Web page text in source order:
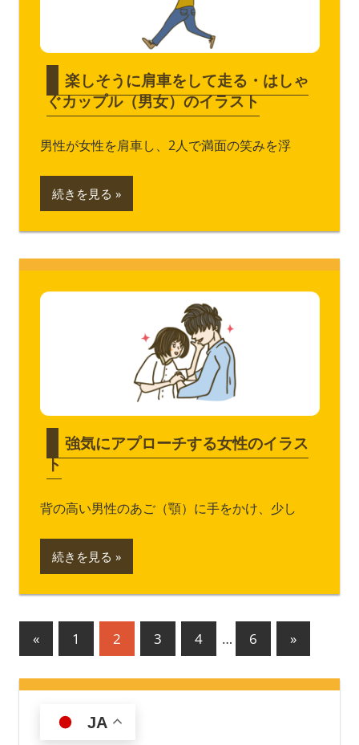
楽しそうに肩車をして走る・はしゃ
ぐカップル（男女）のイラスト
男性が女性を肩車し、2人で満面の笑みを浮
続きを見る
強気にアプローチする女性のイラス
ト
背の高い男性のあご（顎）に手をかけ、少し
続きを見る
投
の
«前
の
記
1 2 3 4 … 6
次
の
記
»
JA